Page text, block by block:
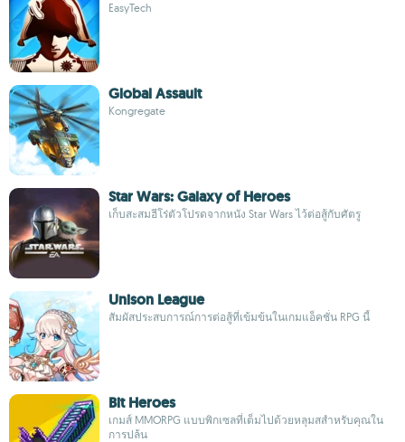
EasyTech
Global Assault
Kongregate
Star Wars: Galaxy of Heroes
เก็บสะสมฮีโร่ตัวโปรดจากหนัง Star Wars ไว้ต่อสู้กับศัตรู
Unison League
สัมผัสประสบการณ์การต่อสู้ที่เข้มข้นในเกมแอ็คชั่น RPG นี้
Bit Heroes
เกมส์ MMORPG แบบพิกเซลที่เต็มไปด้วยหลุมสสำหรับคุณใน
การปล้น